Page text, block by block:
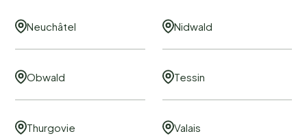
Neuchâtel Nidwald
Obwald Tessin
Thurgovie Valais